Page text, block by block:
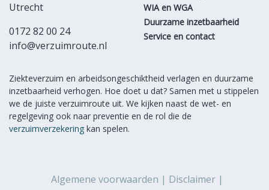
Utrecht
0172 82 00 24
info@verzuimroute.nl
WIA en WGA
Duurzame inzetbaarheid
Service en contact
Ziekteverzuim en arbeidsongeschiktheid verlagen en duurzame
inzetbaarheid verhogen. Hoe doet u dat? Samen met u stippelen
we de juiste verzuimroute uit. We kijken naast de wet- en
regelgeving ook naar preventie en de rol die de
verzuimverzekering kan spelen.
Algemene voorwaarden
Disclaimer